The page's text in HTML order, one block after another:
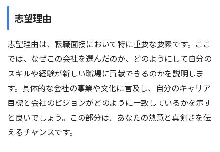
志望理由
志望理由は、転職面接において特に重要な要素です。ここ
では、なぜこの会社を選んだのか、どのようにして自分の
スキルや経験が新しい職場に貢献できるのかを説明しま
す。具体的な会社の事業や文化に言及し、自分のキャリア
目標と会社のビジョンがどのように一致しているかを示す
と良いでしょう。この部分は、あなたの熱意と真剣さを伝
えるチャンスです。